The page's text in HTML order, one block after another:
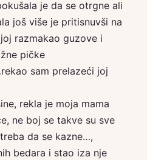
je da se otrgne ali
još više je pritisnuvši na
razmakao guzove i
pičke
sam prelazeći joj
rekla je moja mama
ne boj se takve su sve
da se kazne…,
bedara i stao iza nje